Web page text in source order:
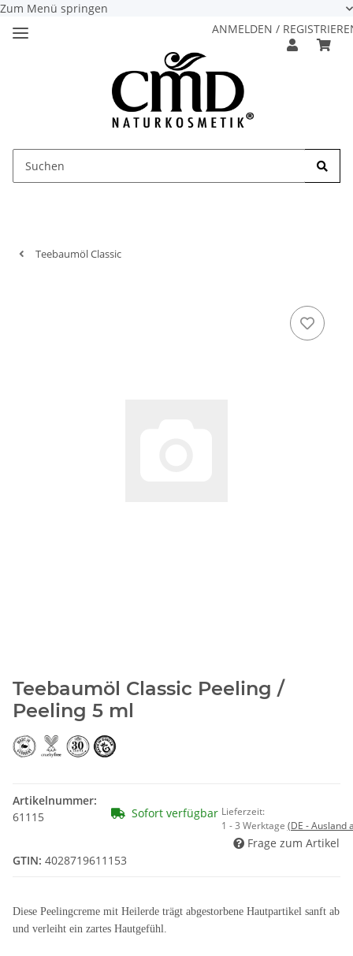
Zum Menü springen
ANMELDEN /
Teebaumöl Classic
Teebaumöl Classic Peeling /
Peeling 5 ml
Artikelnummer:
61115
Sofort verfügbar Lieferzeit:
1 - 3 Werktage (DE - Ausland
Frage zum Artikel
GTIN: 4028719611153
Diese Peelingcreme mit Heilerde trägt abgestorbene Hautpartikel sanft ab
und verleiht ein zartes Hautgefühl.